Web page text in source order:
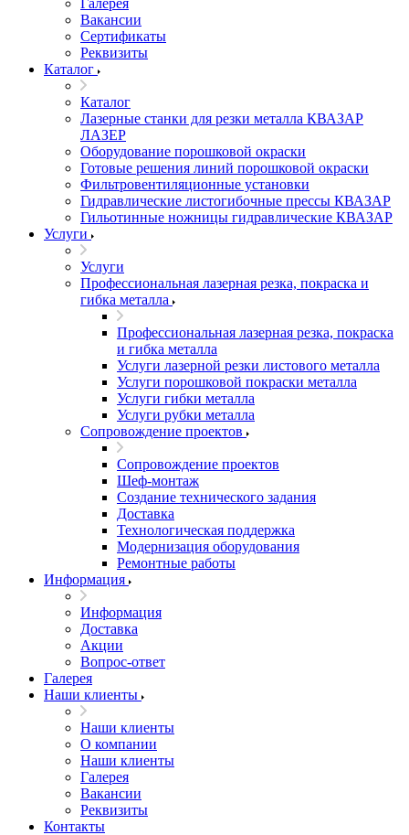
Галерея
Вакансии
Сертификаты
Реквизиты
Каталог
Каталог
Лазерные станки для резки металла КВАЗАР
ЛАЗЕР
Оборудование порошковой окраски
Готовые решения линий порошковой окраски
Фильтровентиляционные установки
Гидравлические листогибочные прессы КВАЗАР
Гильотинные ножницы гидравлические КВАЗАР
Услуги
Услуги
Профессиональная лазерная резка, покраска и
гибка металла
Профессиональная лазерная резка, покраска
и гибка металла
Услуги лазерной резки листового металла
Услуги порошковой покраски металла
Услуги гибки металла
Услуги рубки металла
Сопровождение проектов
Сопровождение проектов
Шеф-монтаж
Создание технического задания
Доставка
Технологическая поддержка
Модернизация оборудования
Ремонтные работы
Информация
Информация
Доставка
Акции
Вопрос-ответ
Галерея
Наши клиенты
Наши клиенты
О компании
Наши клиенты
Галерея
Вакансии
Реквизиты
Контакты